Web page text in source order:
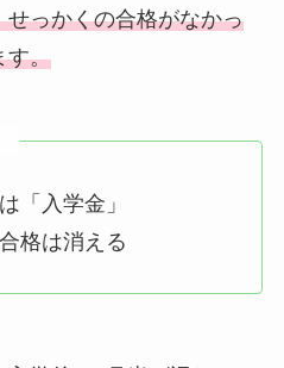
っかくの合格がなかっ
す。
「入学金」
格は消える